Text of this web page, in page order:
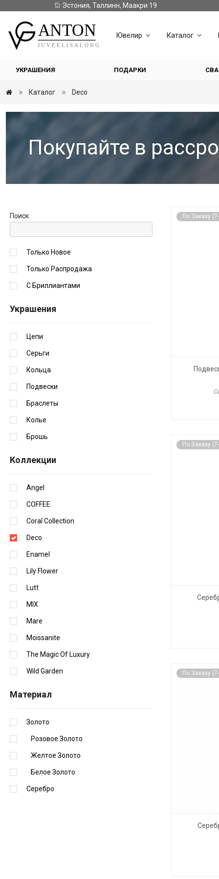
Эстония, Таллинн, Маакри 19
Ювелир Каталог
УКРАШЕНИЯ ПОДАРКИ
Каталог Deco
Покупайте в
Поиск
Только Новое
Только Распродажа
С Бриллиантами
Украшения
Цепи
Серьги
Кольца
Подвески
Браслеты
Колье
Брошь
Коллекции
Angel
COFFEE
Coral Collection
Deco
Enamel
Lily Flower
Lutt
MIX
Mare
Moissanite
The Magic Of Luxury
Wild Garden
Материал
Золото
Розовое Золото
Желтое Золото
Белое Золото
Серебро
По Заказу
По Заказу
По Заказу